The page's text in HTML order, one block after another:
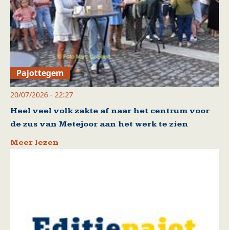
Pajottegem
20/07/2026 - 22:27
Heel veel volk zakte af naar het centrum voor
de zus van Metejoor aan het werk te zien
Meer lezen